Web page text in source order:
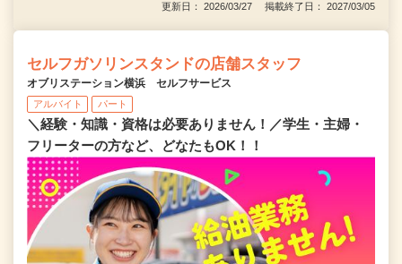
更新日： 2026/03/27 掲載終了日： 2027/03/05
セルフガソリンスタンドの店舗スタッフ
オブリステーション横浜 セルフサービス
アルバイト パート
＼経験・知識・資格は必要ありません！／学生・主婦・
フリーターの方など、どなたもOK！！